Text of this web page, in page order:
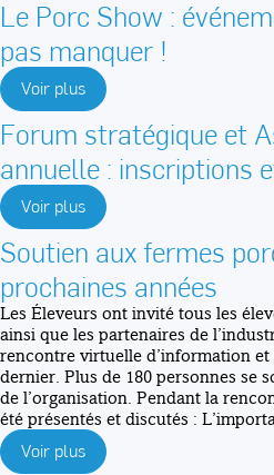
Le Porc Show :
pas manquer !
Voir plus
Forum stratégique et
annuelle : inscriptions
Voir plus
Soutien aux fermes
prochaines années
Les Éleveurs ont invité tous les
ainsi que les partenaires de
rencontre virtuelle d’information et
dernier. Plus de 180 personnes se
de l’organisation. Pendant la
été présentés et discutés :
Voir plus